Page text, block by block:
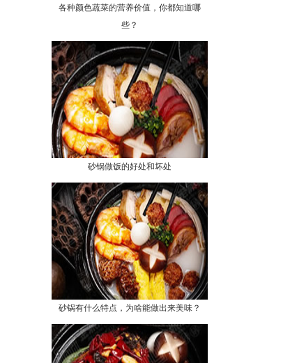
各种颜色蔬菜的营养价值，你都知道哪
些？
砂锅做饭的好处和坏处
砂锅有什么特点，为啥能做出来美味？